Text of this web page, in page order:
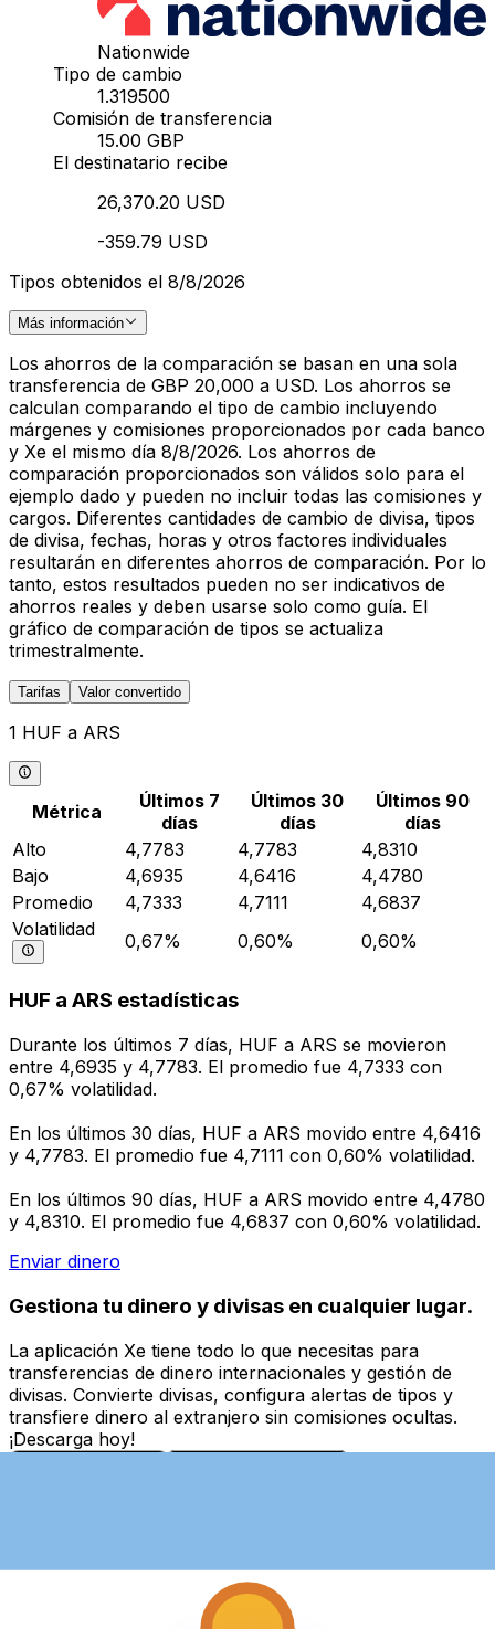
Nationwide
Tipo de cambio
1.319500
Comisión de transferencia
15.00 GBP
El destinatario recibe
26,370.20 USD
-359.79 USD
Tipos obtenidos el 8/8/2026
Más información
Los ahorros de la comparación se basan en una sola
transferencia de GBP 20,000 a USD. Los ahorros se
calculan comparando el tipo de cambio incluyendo
márgenes y comisiones proporcionados por cada banco
y Xe el mismo día 8/8/2026. Los ahorros de
comparación proporcionados son válidos solo para el
ejemplo dado y pueden no incluir todas las comisiones y
cargos. Diferentes cantidades de cambio de divisa, tipos
de divisa, fechas, horas y otros factores individuales
resultarán en diferentes ahorros de comparación. Por lo
tanto, estos resultados pueden no ser indicativos de
ahorros reales y deben usarse solo como guía. El
gráfico de comparación de tipos se actualiza
trimestralmente.
Tarifas Valor convertido
1 HUF a ARS
Métrica
Últimos 7
días
Últimos 30
días
Últimos 90
días
Alto
4,7783 4,7783
4,8310
Bajo
4,6935 4,6416
4,4780
Promedio
4,7333 4,7111
4,6837
Volatilidad
0,67% 0,60% 0,60%
HUF a ARS estadísticas
Durante los últimos 7 días, HUF a ARS se movieron
entre 4,6935 y 4,7783. El promedio fue 4,7333 con
0,67% volatilidad.
En los últimos 30 días, HUF a ARS movido entre 4,6416
y 4,7783. El promedio fue 4,7111 con 0,60% volatilidad.
En los últimos 90 días, HUF a ARS movido entre 4,4780
y 4,8310. El promedio fue 4,6837 con 0,60% volatilidad.
Enviar dinero
Gestiona tu dinero y divisas en cualquier lugar.
La aplicación Xe tiene todo lo que necesitas para
transferencias de dinero internacionales y gestión de
divisas. Convierte divisas, configura alertas de tipos y
transfiere dinero al extranjero sin comisiones ocultas.
¡Descarga hoy!